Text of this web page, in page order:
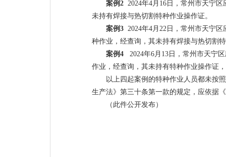
案例2 2024年4月 16 日，常州市天宁
未持有焊接与热切割特种作业操作证。
案例3 2024年4月 22 日，常州市天宁
种作业，经查询，其未持有焊接与热切割
案例4 2024年6月 13 日，常州市天宁
作业，经查询，其未持有特种作业操作证，
以上四起案例的特种作业人员都未按
生产法》第三十条第一款的规定，应依据
（此件公开发布）